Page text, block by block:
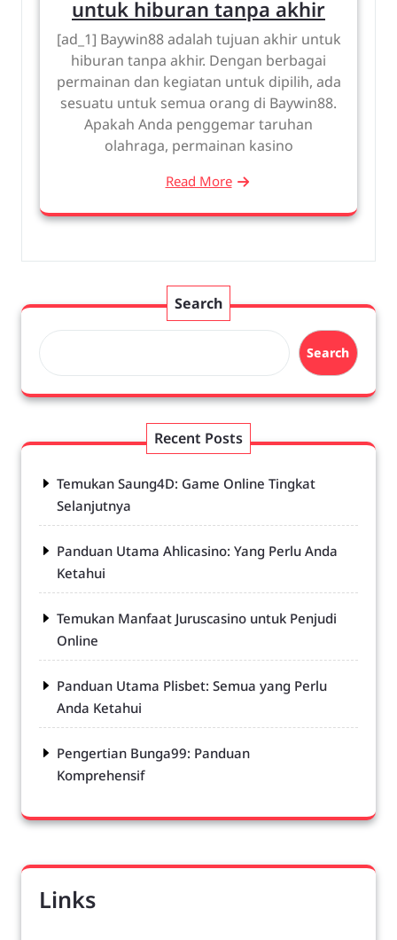
untuk hiburan tanpa akhir
[ad_1] Baywin88 adalah tujuan akhir untuk
hiburan tanpa akhir. Dengan berbagai
permainan dan kegiatan untuk dipilih, ada
sesuatu untuk semua orang di Baywin88.
Apakah Anda penggemar taruhan
olahraga, permainan kasino
Read More
Search
Search
Recent Posts
Temukan Saung4D: Game Online Tingkat
Selanjutnya
Panduan Utama Ahlicasino: Yang Perlu Anda
Ketahui
Temukan Manfaat Juruscasino untuk Penjudi
Online
Panduan Utama Plisbet: Semua yang Perlu
Anda Ketahui
Pengertian Bunga99: Panduan
Komprehensif
Links